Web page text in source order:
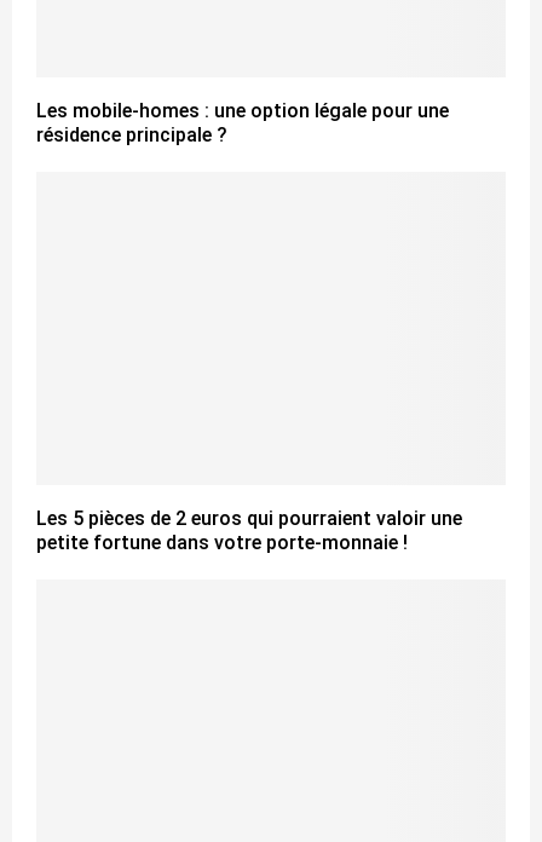
Les mobile-homes : une option légale pour une
résidence principale ?
Les 5 pièces de 2 euros qui pourraient valoir une
petite fortune dans votre porte-monnaie !